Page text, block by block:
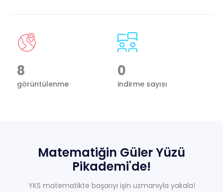
İletisim
8
görüntülenme
0
indirme sayısı
Matematiğin GülerYüzü
Pikademi'de!
YKS matematikte başarıyı işin uzmanıyla yakala!